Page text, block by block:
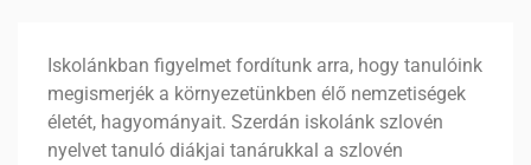
Iskolánkban figyelmet fordítunk arra, hogy tanulóink
megismerjék a környezetünkben élő nemzetiségek
életét, hagyományait. Szerdán iskolánk szlovén
nyelvet tanuló diákjai tanárukkal a szlovén